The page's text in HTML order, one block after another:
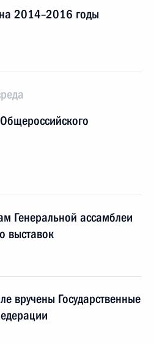
2014–2016 годы
Генеральной ассамблеи
выставок
вручены Государственные